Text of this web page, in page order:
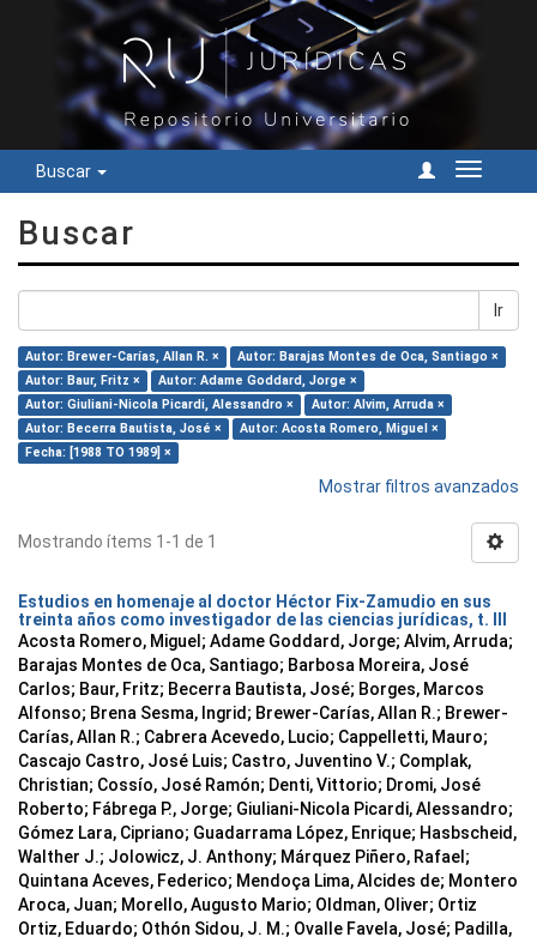
Buscar
Cambiar
Buscar
Ir
Autor: Brewer-Carías, Allan R. ×
Autor: Barajas Montes de Oca, Santiago ×
Autor: Baur, Fritz ×
Autor: Adame Goddard, Jorge ×
Autor: Giuliani-Nicola Picardi, Alessandro ×
Autor: Alvim, Arruda ×
Autor: Becerra Bautista, José ×
Autor: Acosta Romero, Miguel ×
Fecha: [1988 TO 1989] ×
Mostrar filtros avanzados
Mostrando ítems 1-1 de 1
Estudios en homenaje al doctor Héctor Fix-Zamudio en sus
treinta años como investigador de las ciencias jurídicas, t. III
Acosta Romero, Miguel; Adame Goddard, Jorge; Alvim, Arruda;
Barajas Montes de Oca, Santiago; Barbosa Moreira, José
Carlos; Baur, Fritz; Becerra Bautista, José; Borges, Marcos
Alfonso; Brena Sesma, Ingrid; Brewer-Carías, Allan R.; Brewer-
Carías, Allan R.; Cabrera Acevedo, Lucio; Cappelletti, Mauro;
Cascajo Castro, José Luis; Castro, Juventino V.; Complak,
Christian; Cossío, José Ramón; Denti, Vittorio; Dromi, José
Roberto; Fábrega P., Jorge; Giuliani-Nicola Picardi, Alessandro;
Gómez Lara, Cipriano; Guadarrama López, Enrique; Hasbscheid,
Walther J.; Jolowicz, J. Anthony; Márquez Piñero, Rafael;
Quintana Aceves, Federico; Mendoça Lima, Alcides de; Montero
Aroca, Juan; Morello, Augusto Mario; Oldman, Oliver; Ortiz
Ortiz, Eduardo; Othón Sidou, J. M.; Ovalle Favela, José; Padilla,